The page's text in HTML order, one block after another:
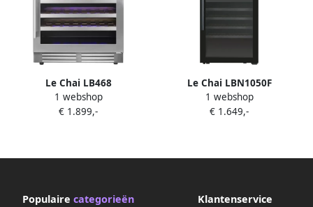
Le Chai LB468
Wijnklimaatkast 2 zones RVS
60 cm breed 46 Flessen
1 webshop
€ 1.899,-
Le Chai LBN1050F
Vrijstaande Wijnklimaatkast
2 Temperaturen 105 Flessen
1 webshop
€ 1.649,-
Populaire categorieën Klantenservice